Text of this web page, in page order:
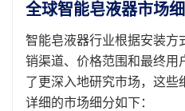
全球智能皂液器市场
智能皂液器行业根据安装方
销渠道、价格范围和最终用
了更深入地研究市场，这些
详细的市场细分如下：